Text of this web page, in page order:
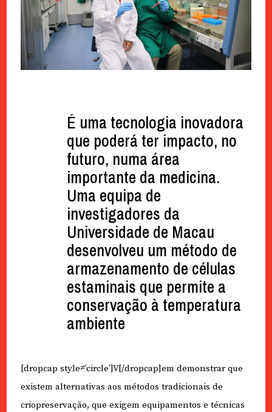
É uma tecnologia inovadora
que poderá ter impacto, no
futuro, numa área
importante da medicina.
Uma equipa de
investigadores da
Universidade de Macau
desenvolveu um método de
armazenamento de células
estaminais que permite a
conservação à temperatura
ambiente
[dropcap style≠’circle’]V[/dropcap]em demonstrar que
existem alternativas aos métodos tradicionais de
criopreservação, que exigem equipamentos e técnicas